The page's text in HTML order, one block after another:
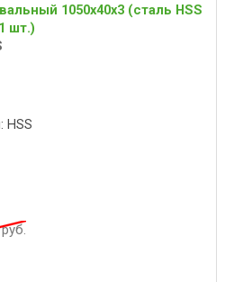
1050x40x3 (сталь HSS
шт.)
HSS